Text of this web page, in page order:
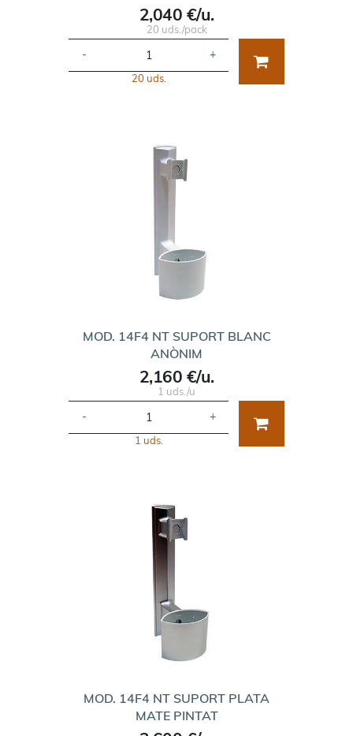
2,040 €/u.
20 uds./pack
- +
20 uds.
MOD. 14F4 NT SUPORT BLANC
ANÒNIM
2,160 €/u.
1 uds./u
- +
1 uds.
MOD. 14F4 NT SUPORT PLATA
MATE PINTAT